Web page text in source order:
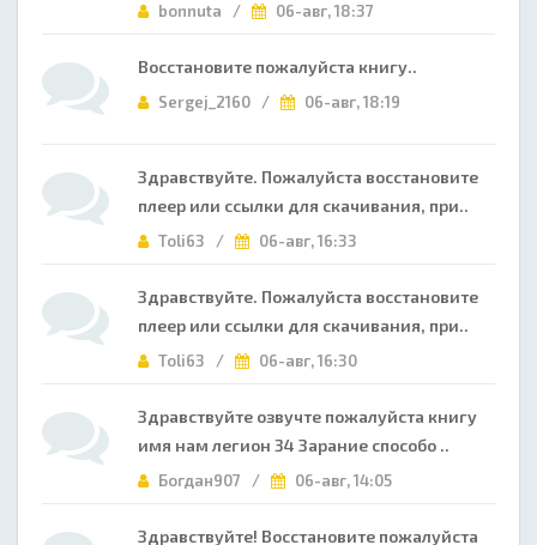
bonnuta / 06-авг, 18:37
Восстановите пожалуйста книгу..
Sergej_2160 / 06-авг, 18:19
Здравствуйте. Пожалуйста восстановите
плеер или ссылки для скачивания, при..
Toli63 / 06-авг, 16:33
Здравствуйте. Пожалуйста восстановите
плеер или ссылки для скачивания, при..
Toli63 / 06-авг, 16:30
Здравствуйте озвучте пожалуйста книгу
имя нам легион 34 Зарание способо ..
Богдан907 / 06-авг, 14:05
Здравствуйте! Восстановите пожалуйста